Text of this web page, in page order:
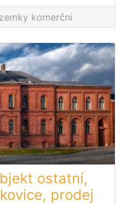
komerční
ostatní,
prodej